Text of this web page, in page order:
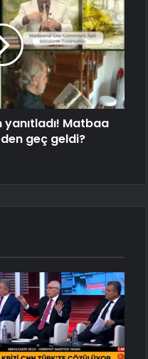
Matbaa
geç geldi?